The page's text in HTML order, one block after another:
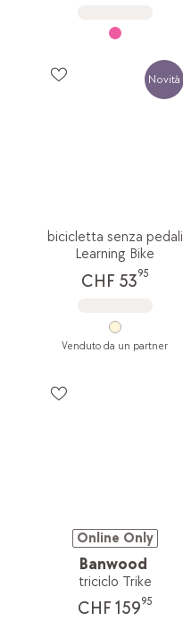
Novità
bicicletta senza pedali
Learning Bike
CHF 5395
Venduto da un partner
Online Only
Banwood
triciclo Trike
CHF 15995